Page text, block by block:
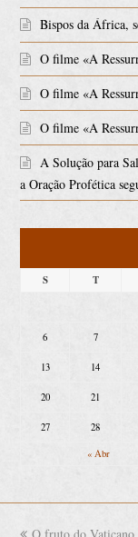
Bispos da África,
O filme «A
O filme «A
O filme «A
A Solução para
a Oração Profética
S T
« Abr
6 7
13 14
20 21
27 28